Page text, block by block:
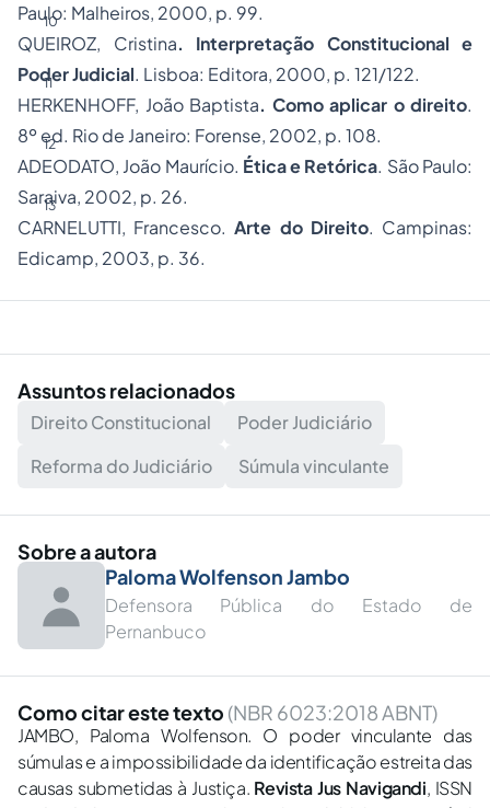
Paulo: Malheiros, 2000, p. 99.
10
QUEIROZ, Cristina. Interpretação Constitucional e
Poder Judicial. Lisboa: Editora, 2000, p. 121/122.
11
HERKENHOFF, João Baptista. Como aplicar o direito.
8º ed. Rio de Janeiro: Forense, 2002, p. 108.
12
ADEODATO, João Maurício. Ética e Retórica. São Paulo:
Saraiva, 2002, p. 26.
13
CARNELUTTI, Francesco.Arte do Direito. Campinas:
Edicamp, 2003, p. 36.
Assuntos relacionados
Direito Constitucional
Poder Judiciário
Reforma do Judiciário
Súmula vinculante
Sobre a autora
Paloma Wolfenson Jambo
Defensora Pública do Estado de
Pernanbuco
Como citar este texto (NBR 6023:2018 ABNT)
JAMBO, Paloma Wolfenson. O poder vinculante das
súmulas e a impossibilidade da identificação estreita das
causas submetidas à Justiça. Revista Jus Navigandi, ISSN